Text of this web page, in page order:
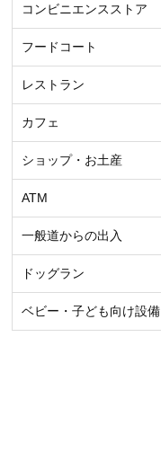
コンビニエンスストア
フードコート
レストラン
カフェ
ショップ・お土産
ATM
一般道からの出入
ドッグラン
ベビー・子ども向け設備